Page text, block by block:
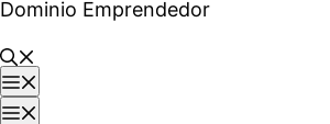
Saltar
contenido
Dominio Emprendedor